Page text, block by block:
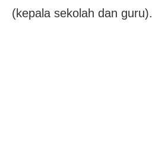
(kepala sekolah dan guru).